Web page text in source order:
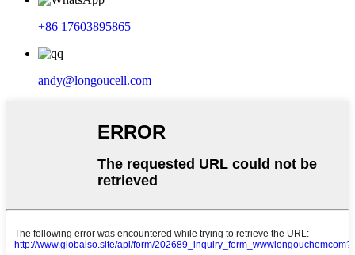
+86 17603895865
andy@longoucell.com